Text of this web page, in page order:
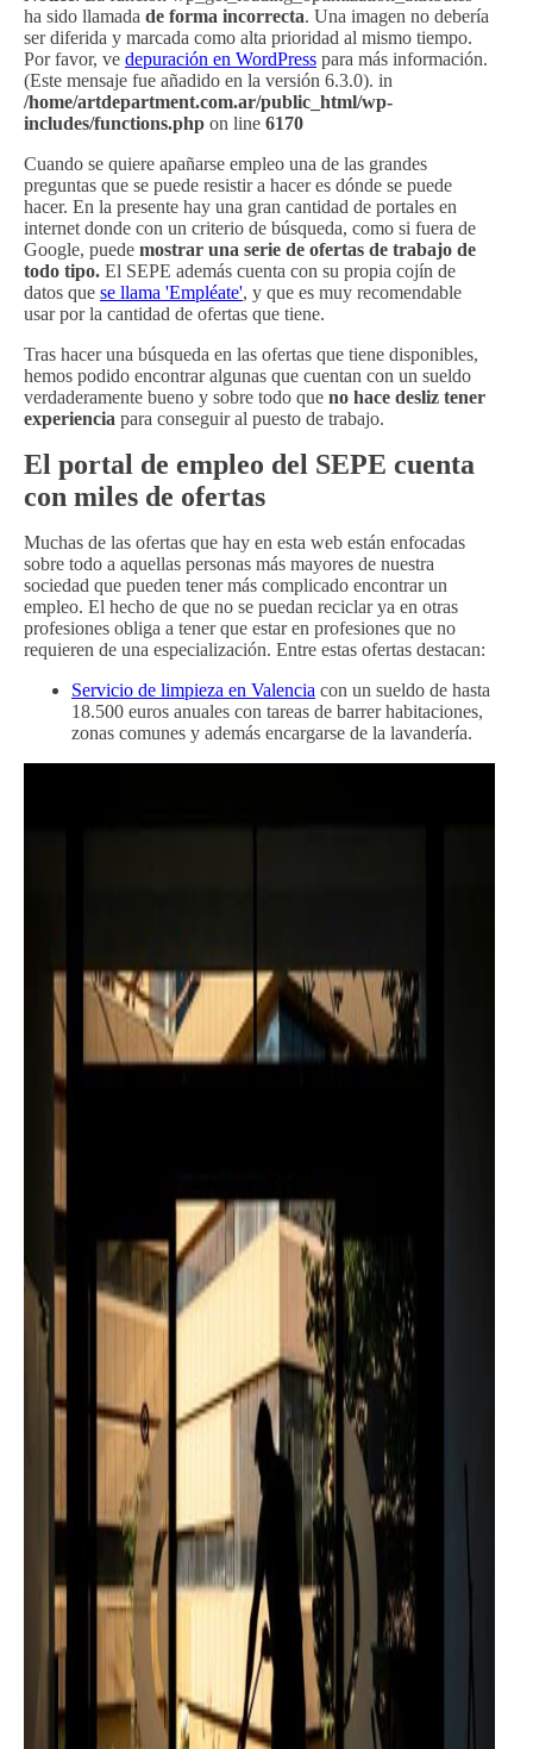
ha sido llamada de forma incorrecta. Una imagen no debería
ser diferida y marcada como alta prioridad al mismo tiempo.
Por favor, ve depuración en WordPress para más información.
(Este mensaje fue añadido en la versión 6.3.0). in
/home/artdepartment.com.ar/public_html/wp-
includes/functions.php on line 6170
Cuando se quiere apañarse empleo una de las grandes
preguntas que se puede resistir a hacer es dónde se puede
hacer. En la presente hay una gran cantidad de portales en
internet donde con un criterio de búsqueda, como si fuera de
Google, puede mostrar una serie de ofertas de trabajo de
todo tipo. El SEPE además cuenta con su propia cojín de
datos que se llama 'Empléate', y que es muy recomendable
usar por la cantidad de ofertas que tiene.
Tras hacer una búsqueda en las ofertas que tiene disponibles,
hemos podido encontrar algunas que cuentan con un sueldo
verdaderamente bueno y sobre todo que no hace desliz tener
experiencia para conseguir al puesto de trabajo.
El portal de empleo del SEPE cuenta
con miles de ofertas
Muchas de las ofertas que hay en esta web están enfocadas
sobre todo a aquellas personas más mayores de nuestra
sociedad que pueden tener más complicado encontrar un
empleo. El hecho de que no se puedan reciclar ya en otras
profesiones obliga a tener que estar en profesiones que no
requieren de una especialización. Entre estas ofertas destacan:
Servicio de limpieza en Valencia con un sueldo de hasta
18.500 euros anuales con tareas de barrer habitaciones,
zonas comunes y además encargarse de la lavandería.